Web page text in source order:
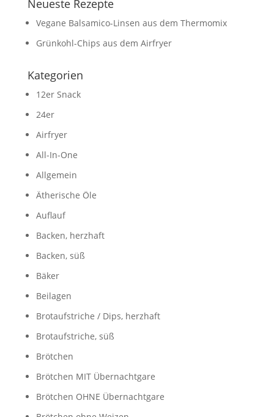
Neueste Rezepte
Vegane Balsamico-Linsen aus dem Thermomix
Grünkohl-Chips aus dem Airfryer
Kategorien
12er Snack
24er
Airfryer
All-In-One
Allgemein
Ätherische Öle
Auflauf
Backen, herzhaft
Backen, süß
Bäker
Beilagen
Brotaufstriche / Dips, herzhaft
Brotaufstriche, süß
Brötchen
Brötchen MIT Übernachtgare
Brötchen OHNE Übernachtgare